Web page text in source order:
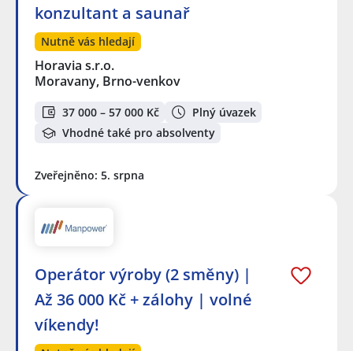
konzultant a saunař
Nutně vás hledají
Horavia s.r.o.
Moravany, Brno-venkov
37 000 – 57 000 Kč
Plný úvazek
Vhodné také pro absolventy
Zveřejněno: 5. srpna
Operátor výroby (2 směny) |
Až 36 000 Kč + zálohy | volné
víkendy!